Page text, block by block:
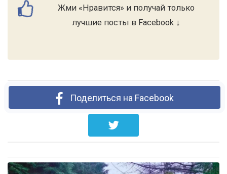
Жми «Нравится» и получай только
лучшие посты в Facebook ↓
Поделиться на Facebook